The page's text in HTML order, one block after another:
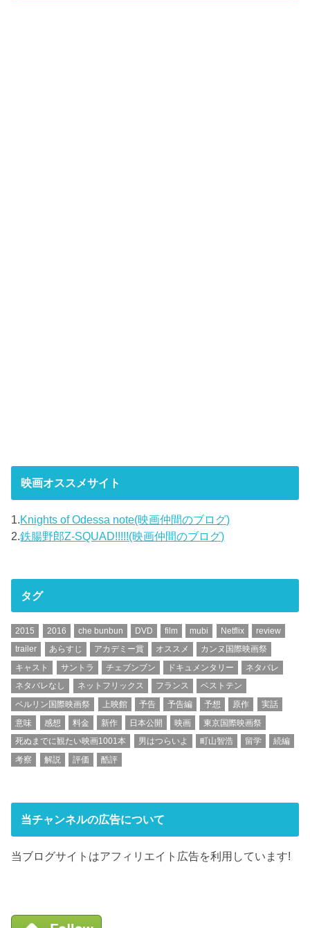
映画オススメサイト
1.Knights of Odessa note(映画仲間のブログ)
2.鉄腸野郎Z-SQUAD!!!!!(映画仲間のブログ)
タグ
2015 2016 che bunbun DVD film mubi Netflix
review
trailer
あらすじ アカデミー賞 オススメ
カンヌ国際映画祭
キャスト
サントラ チェブンブン ドキュメンタリー
ネタバレ
ネタバレなし
ネットフリックス フランス
ベストテン
ベルリン国際映画祭
上映館 予告 予告編 予想 原作
実話
意味
感想 料金 新作 日本公開 映画
東京国際映画祭
死ぬまでに観たい映画1001本
男はつらいよ 町山智浩 留学
続編
考察
解説 評価 酷評
当チャンネルの広告について
当ブログサイトはアフィリエイト広告を利用しています!